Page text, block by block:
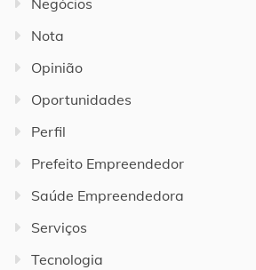
Negócios
Nota
Opinião
Oportunidades
Perfil
Prefeito Empreendedor
Saúde Empreendedora
Serviços
Tecnologia